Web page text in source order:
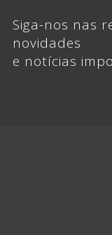
Siga-nos nas
novidades
e notícias